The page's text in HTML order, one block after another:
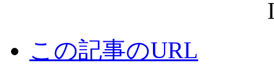
この記事のURL